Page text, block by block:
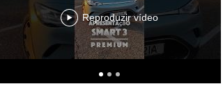
Reproduzir vídeo